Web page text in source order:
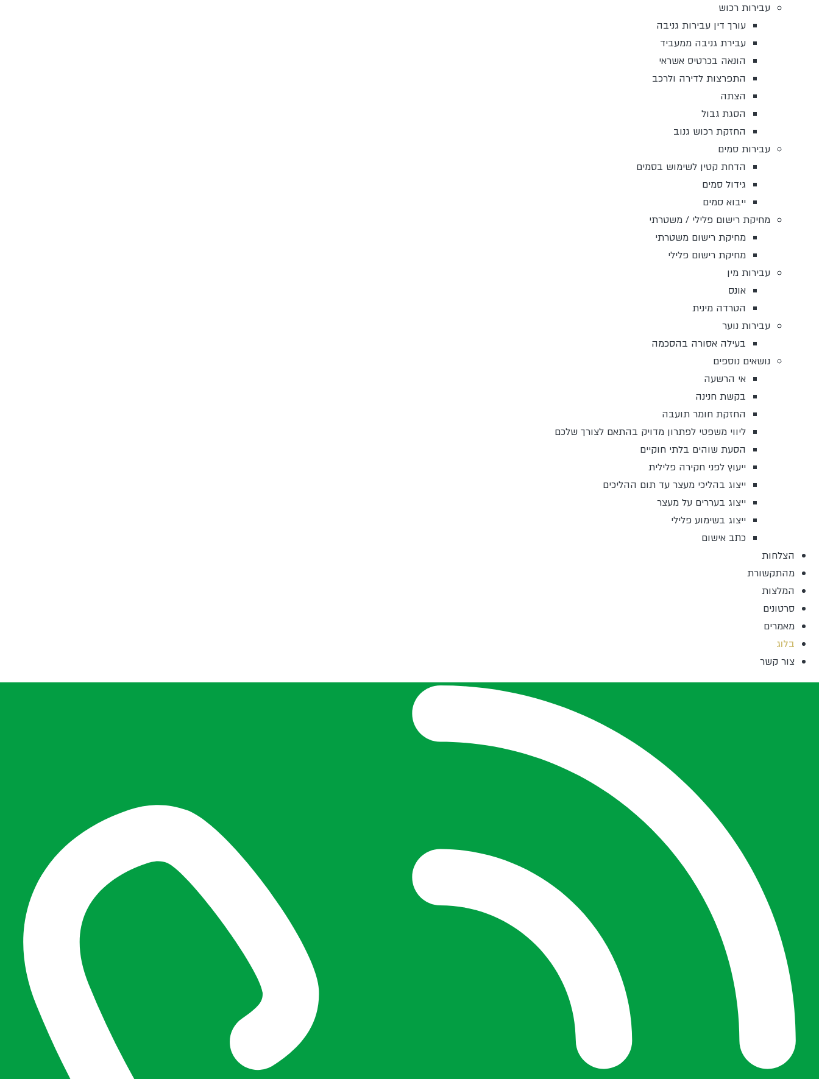
עבירות רכוש
עורך דין עבירות גניבה
עבירת גניבה ממעביד
הונאה בכרטיס אשראי
התפרצות לדירה ולרכב
הצתה
הסגת גבול
החזקת רכוש גנוב
עבירות סמים
הדחת קטין לשימוש בסמים
גידול סמים
ייבוא סמים
מחיקת רישום פלילי / משטרתי
מחיקת רישום משטרתי
מחיקת רישום פלילי
עבירות מין
אונס
הטרדה מינית
עבירות נוער
בעילה אסורה בהסכמה
נושאים נוספים
אי הרשעה
בקשת חנינה
החזקת חומר תועבה
ליווי משפטי לפתרון מדויק בהתאם לצורך שלכם
הסעת שוהים בלתי חוקיים
ייעוץ לפני חקירה פלילית
ייצוג בהליכי מעצר עד תום ההליכים
ייצוג בעררים על מעצר
ייצוג בשימוע פלילי
כתב אישום
הצלחות
מהתקשורת
המלצות
סרטונים
מאמרים
בלוג
צור קשר